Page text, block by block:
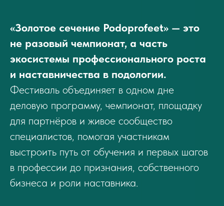
«Золотое сечение Podoprofeet» — это
не разовый чемпионат, а часть
экосистемы профессионального роста
и наставничества в подологии.
Фестиваль объединяет в одном дне
деловую программу, чемпионат, площадку
для партнёров и живое сообщество
специалистов, помогая участникам
выстроить путь от обучения и первых шагов
в профессии до признания, собственного
бизнеса и роли наставника.
СПИКЕРЫ ДЕЛОВОЙ
ПРОГРАММЫ